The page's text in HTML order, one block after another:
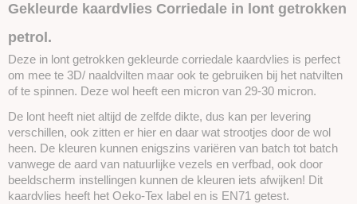
Gekleurde kaardvlies Corriedale in lont getrokken
petrol.
Deze in lont getrokken gekleurde corriedale kaardvlies is perfect
om mee te 3D/ naaldvilten maar ook te gebruiken bij het natvilten
of te spinnen. Deze wol heeft een micron van 29-30 micron.
De lont heeft niet altijd de zelfde dikte, dus kan per levering
verschillen, ook zitten er hier en daar wat strootjes door de wol
heen. De kleuren kunnen enigszins variëren van batch tot batch
vanwege de aard van natuurlijke vezels en verfbad, ook door
beeldscherm instellingen kunnen de kleuren iets afwijken! Dit
kaardvlies heeft het Oeko-Tex label en is EN71 getest.